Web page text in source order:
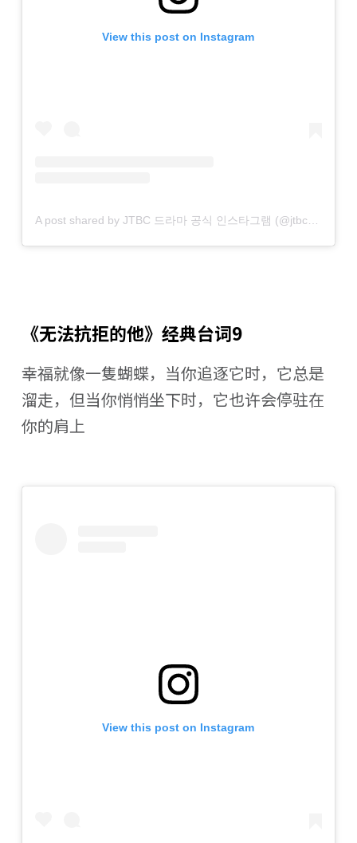
View this post on Instagram
A post shared by JTBC 드라마 공식 인스타그램 (@jtbcdrama)
《无法抗拒的他》经典台词9
幸福就像一隻蝴蝶，当你追逐它时，它总是
溜走，但当你悄悄坐下时，它也许会停驻在
你的肩上
View this post on Instagram